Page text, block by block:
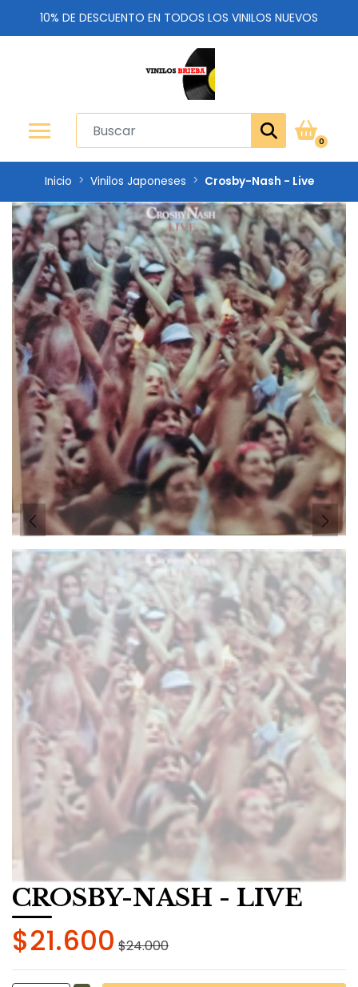
10% DE DESCUENTO EN TODOS LOS VINILOS NUEVOS
0
Inicio Vinilos Japoneses Crosby-Nash - Live
CROSBY-NASH - LIVE
$21.600 $24.000